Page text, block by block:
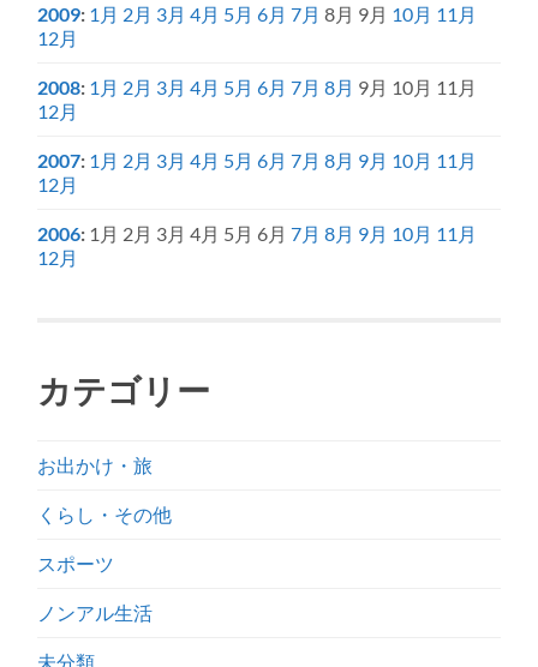
2009: 1月 2月 3月 4月 5月 6月 7月 8月 9月 10月 11月
12月
2008: 1月 2月 3月 4月 5月 6月 7月 8月 9月 10月 11月
12月
2007: 1月 2月 3月 4月 5月 6月 7月 8月 9月 10月 11月
12月
2006: 1月 2月 3月 4月 5月 6月 7月 8月 9月 10月 11月
12月
カテゴリー
お出かけ・旅
くらし・その他
スポーツ
ノンアル生活
未分類